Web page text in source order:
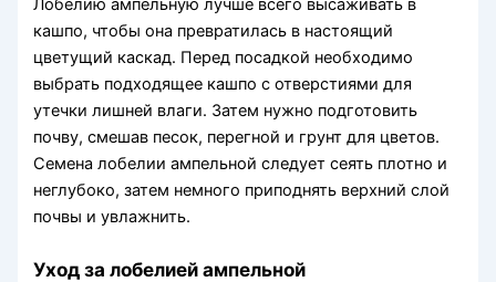
Лобелию ампельную лучше всего высаживать в
кашпо, чтобы она превратилась в настоящий
цветущий каскад. Перед посадкой необходимо
выбрать подходящее кашпо с отверстиями для
утечки лишней влаги. Затем нужно подготовить
почву, смешав песок, перегной и грунт для цветов.
Семена лобелии ампельной следует сеять плотно и
неглубоко, затем немного приподнять верхний слой
почвы и увлажнить.
Уход за лобелией ампельной